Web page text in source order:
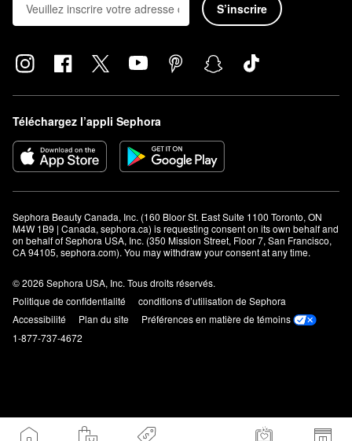
S’inscrire
Téléchargez l’appli Sephora
Sephora Beauty Canada, Inc. (160 Bloor St. East Suite 1100 Toronto, ON
M4W 1B9 | Canada, sephora.ca) is requesting consent on its own behalf and
on behalf of Sephora USA, Inc. (350 Mission Street, Floor 7, San Francisco,
CA 94105, sephora.com). You may withdraw your consent at any time.
© 2026 Sephora USA, Inc. Tous droits réservés.
Politique de confidentialité
conditions d’utilisation de Sephora
Accessibilité
Plan du site
Préférences en matière de témoins
1-877-737-4672